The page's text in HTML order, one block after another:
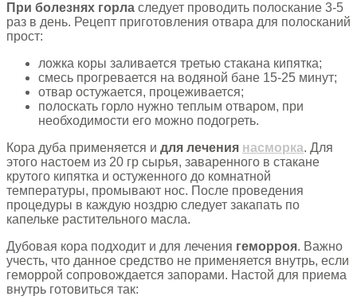
При болезнях горла следует проводить полоскание 3-5
раз в день. Рецепт приготовления отвара для полосканий
прост:
ложка коры заливается третью стакана кипятка;
смесь прогревается на водяной бане 15-25 минут;
отвар остужается, процеживается;
полоскать горло нужно теплым отваром, при
необходимости его можно подогреть.
Кора дуба применяется и для лечения насморка. Для
этого настоем из 20 гр сырья, заваренного в стакане
крутого кипятка и остуженного до комнатной
температуры, промывают нос. После проведения
процедуры в каждую ноздрю следует закапать по
капельке растительного масла.
Дубовая кора подходит и для лечения геморроя. Важно
учесть, что данное средство не применяется внутрь, если
геморрой сопровождается запорами. Настой для приема
внутрь готовиться так: